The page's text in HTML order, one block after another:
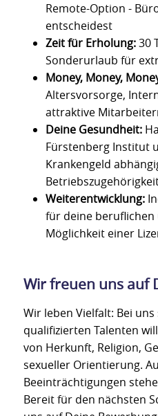
Remote-Option -
entscheidest
Zeit für Erholung:30
Sonderurlaub für
Money, Money,
Altersvorsorge,
attraktive
Deine Gesundheit:
Fürstenberg Institut
Krankengeld
Weiterentwicklung:
für deine beruflichen
Möglichkeit einer
Wir freuen uns auf
Wir leben Vielfalt: Bei
qualifizierten Talenten
von Herkunft, Religion,
sexueller Orientierung.
Beeinträchtigungen
Bereit für den nächsten